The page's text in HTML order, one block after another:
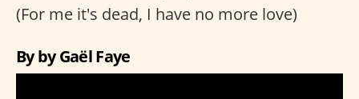
(For me it's dead, I have no more love)
By by Gaël Faye